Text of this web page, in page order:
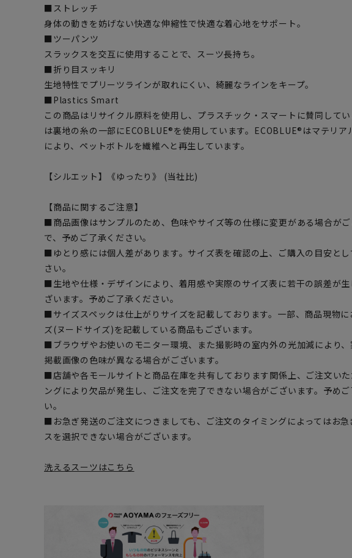
■ストレッチ
身体の動きを妨げない快適な伸縮性で快適な着心地をサポート。
■ツーパンツ
スラックスを交互に使用することで、スーツ長持ち。
■折り目スッキリ
生地特性でプリーツラインが取れにくい、綺麗なラインをキープ。
■Plastics Smart
この商品はリサイクル原料を使用し、プラスチック・スマートに賛同して
は裏地の糸の一部にECOBLUE®を使用しています。ECOBLUE®はマテリア
により、ペットボトルを繊維へと再生しています。
【シルエット】《ゆったり》 (当社比)
【商品に関するご注意】
■商品画像はサンプルのため、色味やサイズ等の仕様に変更がある場合がご
で、予めご了承ください。
■ゆとり感には個人差があります。サイズ表を確認の上、ご購入の目安と
さい。
■生地や仕様・デザインにより、着用感や実際のサイズ表に若干の誤差が
ざいます。予めご了承ください。
■サイズスペックは仕上がりサイズを記載しております。一部、商品現物に
ズ(ヌードサイズ)を記載している商品もございます。
■ブラウザやお使いのモニター環境、また撮影時の室内外の光加減により、
掲載画像の色味が異なる場合がございます。
■店舗や各モールサイトと商品在庫を共有しております関係上、ご注文いた
ングにより欠品が発生し、ご注文を完了できない場合がございます。予め
い。
■お急ぎ発送のご注文につきましても、ご注文のタイミングによってはお急
スを選択できない場合がございます。
洗えるスーツはこちら